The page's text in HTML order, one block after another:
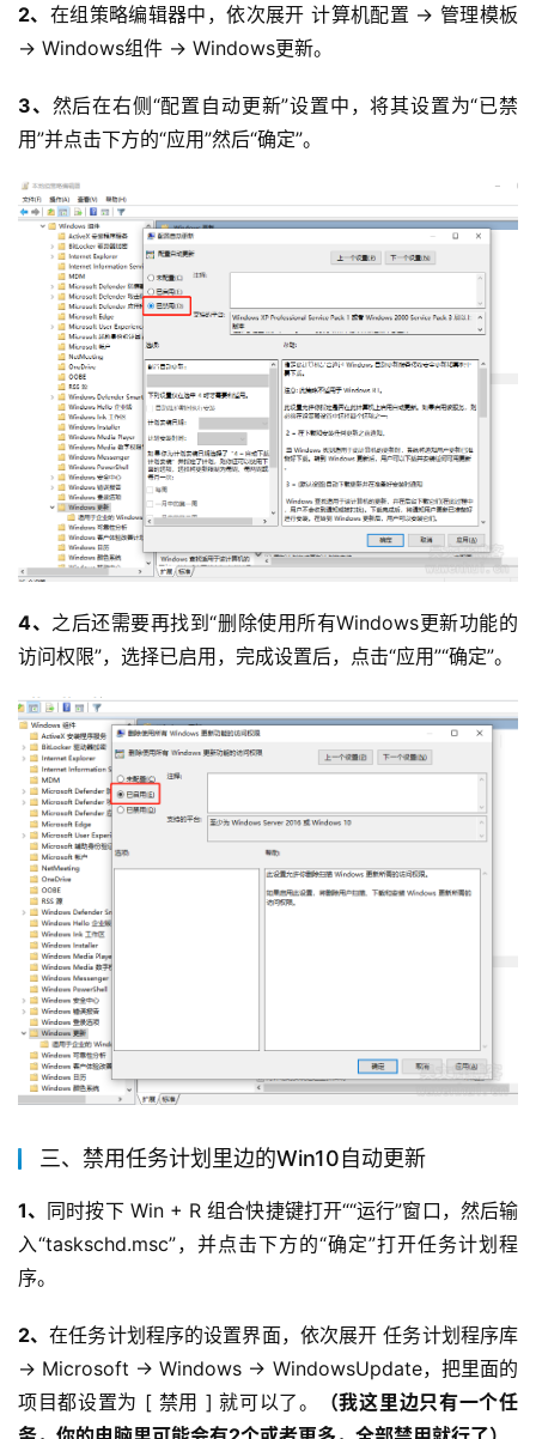
2、 在组策略编辑器中，依次展开 计算机配置 -> 管理模板
-> Windows组件 -> Windows更新。
3、 然后在右侧“配置自动更新”设置中，将其设置为“已禁
用”并点击下方的“应用”然后“确定”。
4、 之后还需要再找到“删除使用所有Windows更新功能的
访问权限”，选择已启用，完成设置后，点击“应用”“确定”。
三、禁用任务计划里边的Win10自动更新
1、 同时按下 Win + R 组合快捷键打开““运行”窗口，然后输
入“taskschd.msc”，并点击下方的“确定”打开任务计划程
序。
2、在任务计划程序的设置界面，依次展开 任务计划程序库
-> Microsoft -> Windows -> WindowsUpdate，把里面的
项目都设置为 [ 禁用 ] 就可以了。
（我这里边只有一个任